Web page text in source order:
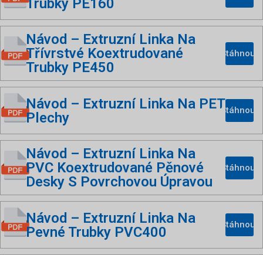
Návod – Extruzní Linka Na
Třívrstvé Koextrudované
Trubky PE450
Stáhnout
Návod – Extruzní Linka Na PET
Plechy
Stáhnout
Návod – Extruzní Linka Na
PVC Koextrudované Pěnové
Desky S Povrchovou Úpravou
Stáhnout
Návod – Extruzní Linka Na
Pevné Trubky PVC400
Stáhnout